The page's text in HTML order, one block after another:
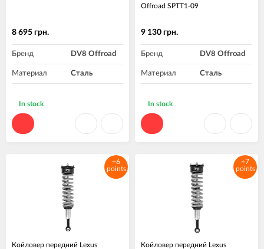
8 695 грн.
Бренд DV8 Offroad
Материал Сталь
In stock
Offroad SPTT1-09
9 130 грн.
Бренд DV8 Offroad
Материал Сталь
In stock
+6
points
Койловер передний Lexus
+7
points
Койловер передний Lexus